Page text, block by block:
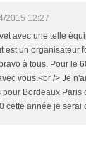
2015 12:27
avec une telle
est un organisateur
à tous. Pour le
vous.<br /> Je
pour Bordeaux Paris
cette année je serai